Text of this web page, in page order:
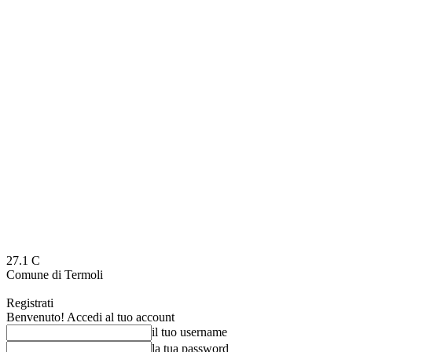
27.1 C
Comune di Termoli
Registrati
Benvenuto! Accedi al tuo account
il tuo username
la tua password